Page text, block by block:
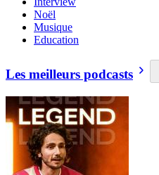
Noël
Musique
Education
Les meilleurs podcasts